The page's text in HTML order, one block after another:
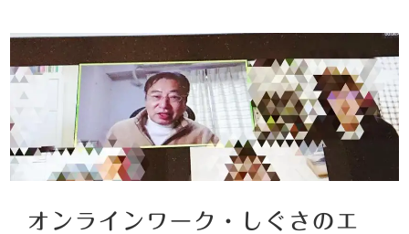
オンラインワーク・しぐさのエ